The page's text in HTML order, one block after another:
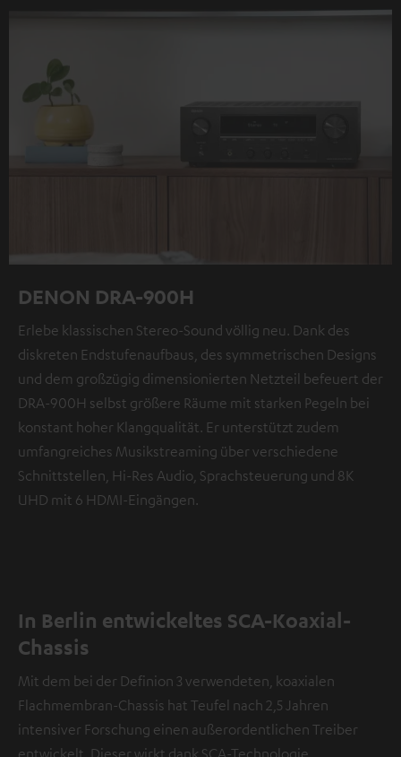
DENON DRA-900H
Erlebe klassischen Stereo-Sound völlig neu. Dank des
diskreten Endstufenaufbaus, des symmetrischen Designs
und dem großzügig dimensionierten Netzteil befeuert der
DRA-900H selbst größere Räume mit starken Pegeln bei
konstant hoher Klangqualität. Er unterstützt zudem
umfangreiches Musikstreaming über verschiedene
Schnittstellen, Hi-Res Audio, Sprachsteuerung und 8K
UHD mit 6 HDMI-Eingängen.
In Berlin entwickeltes SCA-Koaxial-
Chassis
Mit dem bei der Definion 3 verwendeten, koaxialen
Flachmembran-Chassis hat Teufel nach 2,5 Jahren
intensiver Forschung einen außerordentlichen Treiber